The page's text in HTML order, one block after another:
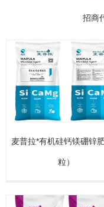
招商
麦普拉*有机硅钙镁硼锌
粒）